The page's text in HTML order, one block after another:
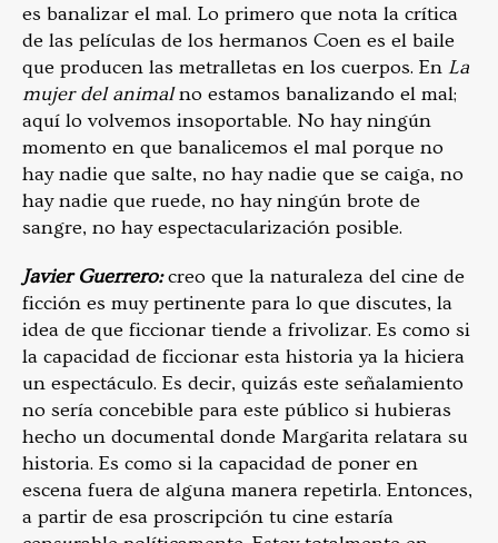
es banalizar el mal. Lo primero que nota la crítica
de las películas de los hermanos Coen es el baile
que producen las metralletas en los cuerpos. En La
mujer del animalno estamos banalizando el mal;
aquí lo volvemos insoportable. No hay ningún
momento en que banalicemos el mal porque no
hay nadie que salte, no hay nadie que se caiga, no
hay nadie que ruede, no hay ningún brote de
sangre, no hay espectacularización posible.
Javier Guerrero:creo que la naturaleza del cine de
ficción es muy pertinente para lo que discutes, la
idea de que ficcionar tiende a frivolizar. Es como si
la capacidad de ficcionar esta historia ya la hiciera
un espectáculo. Es decir, quizás este señalamiento
no sería concebible para este público si hubieras
hecho un documental donde Margarita relatara su
historia. Es como si la capacidad de poner en
escena fuera de alguna manera repetirla. Entonces,
a partir de esa proscripción tu cine estaría